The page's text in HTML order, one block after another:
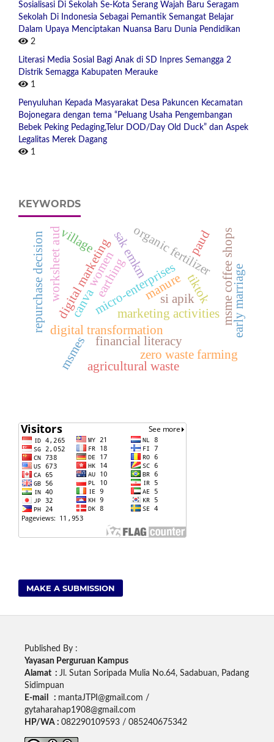
Sosialisasi Di Sekolah Se-Kota Serang Wajah Baru Seragam
Sekolah Di Indonesia Sebagai Pemantik Semangat Belajar
Dalam Upaya Menciptakan Nuansa Baru Dunia Pendidikan
2
Literasi Media Sosial Bagi Anak di SD Inpres Semangga 2
Distrik Semagga Kabupaten Merauke
1
Penyuluhan Kepada Masyarakat Desa Pakuncen Kecamatan
Bojonegara dengan tema “Peluang Usaha Pengembangan
Bebek Peking Pedaging,Telur DOD/Day Old Duck” dan Aspek
Legalitas Merek Dagang
1
KEYWORDS
digital transformation
financial literacy
micro-enterprises
sak emkm
si apik
marketing activities
tiktok
digital marketing
repurchase decision msme coffee shops
zero waste farming
agricultural waste
organic fertilizer
worksheet aud
canva
paud
earthing manure
msmes
women early marriage
village
MAKE A SUBMISSION
Published By :
Yayasan Perguruan Kampus
Alamat : Jl. Sutan Soripada Mulia No.64, Sadabuan, Padang
Sidimpuan
E-mail : mantaJTPI@gmail.com /
gytaharahap1908@gmail.com
HP/WA : 082290109593 / 085240675342